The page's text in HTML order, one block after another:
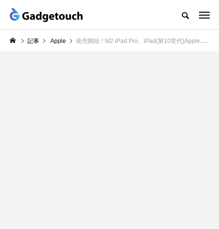
記事 Apple 発売開始！M2 iPad Pro、iPad(第10世代)Apple表参道の全機種展示を見てきた！